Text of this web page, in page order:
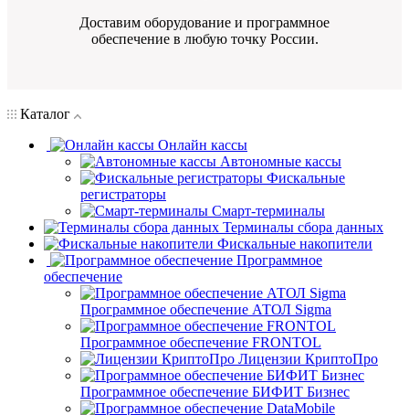
Доставим оборудование и программное
обеспечение в любую точку России.
Каталог
Онлайн кассы
Автономные кассы
Фискальные
регистраторы
Смарт-терминалы
Терминалы сбора данных
Фискальные накопители
Программное
обеспечение
Программное обеспечение АТОЛ Sigma
Программное обеспечение FRONTOL
Лицензии КриптоПро
Программное обеспечение БИФИТ Бизнес